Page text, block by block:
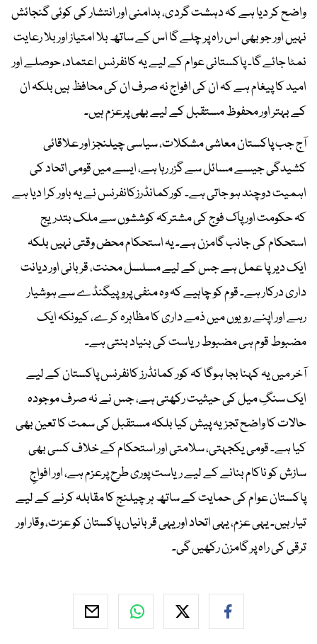
واضح کر دیا ہے کہ دہشت گردی، بدامنی اور انتشار کی کوئی گنجائش
نہیں اور جو بھی اس راہ پر چلے گا اس کے ساتھ بلا امتیاز اور بلا رعایت
نمٹا جائے گا۔ پاکستانی عوام کے لیے یہ کانفرنس اعتماد، حوصلے اور
امید کا پیغام ہے کہ ان کی افواج نہ صرف ان کی محافظ ہیں بلکہ ان
کے بہتر اور محفوظ مستقبل کے لیے بھی پرعزم ہیں۔
آج جب پاکستان معاشی مشکلات، سیاسی چیلنجز اور علاقائی
کشیدگی جیسے مسائل سے گزر رہا ہے، ایسے میں قومی اتحاد کی
اہمیت دوچند ہو جاتی ہے۔ کورکمانڈرزکانفرنس نے یہ باور کرا دیا ہے
کہ حکومت اور پاک فوج کی مشترکہ کوششوں سے ملک بتدریج
استحکام کی جانب گامزن ہے۔ یہ استحکام محض وقتی نہیں بلکہ
ایک دیرپا عمل ہے جس کے لیے مسلسل محنت، قربانی اور دیانت
داری درکار ہے۔ قوم کو چاہیے کہ وہ منفی پروپیگنڈے سے ہوشیار
رہے اور اپنے رویوں میں ذمے داری کا مظاہرہ کرے، کیونکہ ایک
مضبوط قوم ہی مضبوط ریاست کی بنیاد بنتی ہے۔
آخر میں یہ کہنا بجا ہوگا کہ کور کمانڈرز کانفرنس پاکستان کے لیے
ایک سنگِ میل کی حیثیت رکھتی ہے، جس نے نہ صرف موجودہ
حالات کا واضح تجزیہ پیش کیا بلکہ مستقبل کی سمت کا تعین بھی
کیا ہے۔ قومی یکجہتی، سلامتی اور استحکام کے خلاف کسی بھی
سازش کو ناکام بنانے کے لیے ریاست پوری طرح پرعزم ہے، اور افواجِ
پاکستان عوام کی حمایت کے ساتھ ہر چیلنج کا مقابلہ کرنے کے لیے
تیار ہیں۔ یہی عزم، یہی اتحاد اور یہی قربانیاں پاکستان کو عزت، وقار اور
ترقی کی راہ پر گامزن رکھیں گی۔